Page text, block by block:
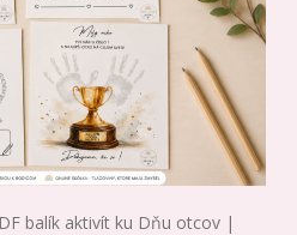
balík aktivít ku Dňu otcov |